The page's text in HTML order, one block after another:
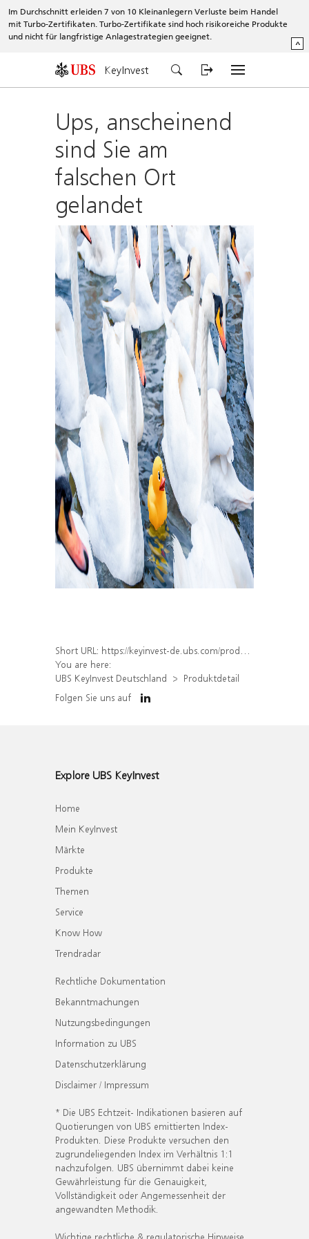
Im Durchschnitt erleiden 7 von 10 Kleinanlegern Verluste beim Handel
mit Turbo-Zertifikaten. Turbo-Zertifikate sind hoch risikoreiche Produkte
und nicht für langfristige Anlagestrategien geeignet.
^
KeyInvest
Ups, anscheinend
sind Sie am
falschen Ort
gelandet
Short URL: https://keyinvest-de.ubs.com/produkt/detail/index/isin/DE000WA8YGE3
You are here:
UBS KeyInvest Deutschland
Produktdetail
Folgen Sie uns auf
Explore UBS KeyInvest
Home
Mein KeyInvest
Märkte
Produkte
Themen
Service
Know How
Trendradar
Rechtliche Dokumentation
Bekanntmachungen
Nutzungsbedingungen
Information zu UBS
Datenschutzerklärung
Disclaimer / Impressum
* Die UBS Echtzeit- Indikationen basieren auf
Quotierungen von UBS emittierten Index-
Produkten. Diese Produkte versuchen den
zugrundeliegenden Index im Verhältnis 1:1
nachzufolgen. UBS übernimmt dabei keine
Gewährleistung für die Genauigkeit,
Vollständigkeit oder Angemessenheit der
angewandten Methodik.